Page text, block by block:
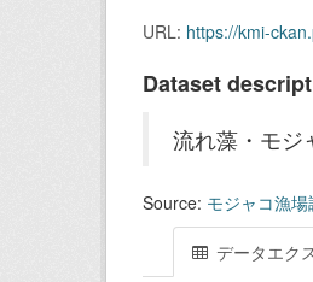
URL: https://kmi-
Dataset
流れ藻・モジ
Source: モジャコ漁
データエク